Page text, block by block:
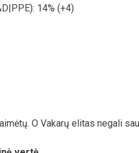
14% (+4)
O Vakarų elitas negali